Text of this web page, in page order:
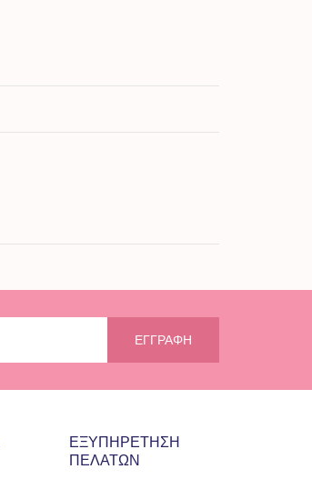
ΕΓΓΡΑΦΉ
ΕΞΥΠΗΡΈΤΗΣΗ
ΠΕΛΑΤΏΝ